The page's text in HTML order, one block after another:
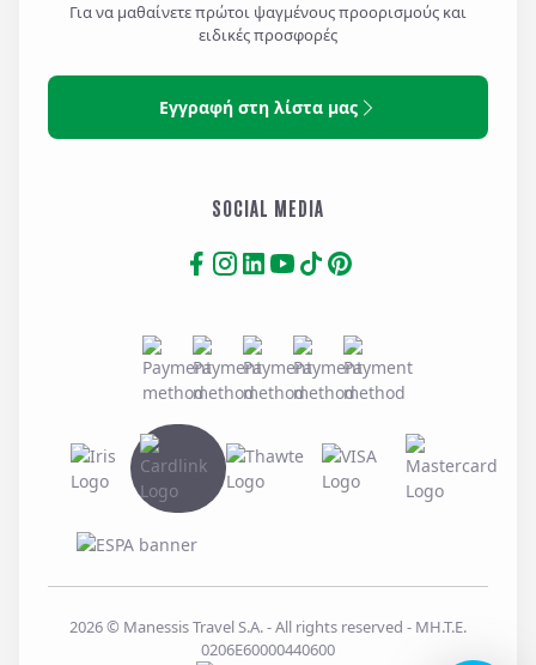
Για να μαθαίνετε πρώτοι ψαγμένους προορισμούς και
ειδικές προσφορές
Εγγραφή στη λίστα μας
SOCIAL MEDIA
2026© Manessis Travel S.A. - All rights reserved - MH.T.E.
0206E60000440600